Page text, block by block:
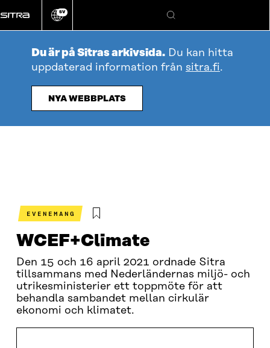
direkt
till
Ändra
språk
SV
Sök
Du är på Sitras arkivsida. Du kan hitta
uppdaterad information från sitra.fi.
NYA WEBBPLATS
EVENEMANG
WCEF+Climate
Den 15 och 16 april 2021 ordnade Sitra
tillsammans med Nederländernas miljö- och
utrikesministerier ett toppmöte för att
behandla sambandet mellan cirkulär
ekonomi och klimatet.